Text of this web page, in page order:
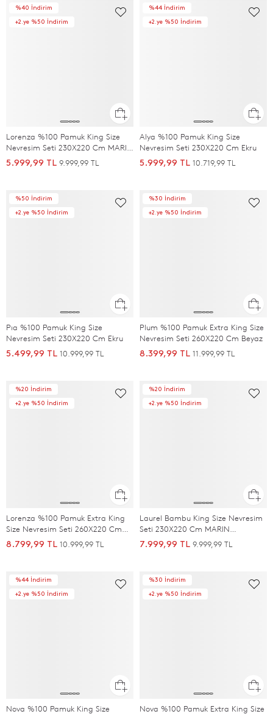
%40 İndirim
+2.ye %50 İndirim
Lorenza %100 Pamuk King Size
Nevresim Seti 230X220 Cm MARIN
MAVI/SOFT MAVI
5.999,99 TL 9.999,99 TL
%44 İndirim
+2.ye %50 İndirim
Alya %100 Pamuk King Size
Nevresim Seti 230X220 Cm Ekru
5.999,99 TL 10.719,99 TL
%50 İndirim
+2.ye %50 İndirim
Pıa %100 Pamuk King Size
Nevresim Seti 230X220 Cm Ekru
5.499,99 TL 10.999,99 TL
%30 İndirim
+2.ye %50 İndirim
Plum %100 Pamuk Extra King Size
Nevresim Seti 260X220 Cm Beyaz
8.399,99 TL 11.999,99 TL
%20 İndirim
+2.ye %50 İndirim
Lorenza %100 Pamuk Extra King
Size Nevresim Seti 260X220 Cm
MARIN MAVI/SOFT MAVI
8.799,99 TL 10.999,99 TL
%20 İndirim
+2.ye %50 İndirim
Laurel Bambu King Size Nevresim
Seti 230X220 Cm MARIN
MAVI/SOFT MAVI
7.999,99 TL 9.999,99 TL
%44 İndirim
+2.ye %50 İndirim
Nova %100 Pamuk King Size
%30 İndirim
+2.ye %50 İndirim
Nova %100 Pamuk Extra King Size